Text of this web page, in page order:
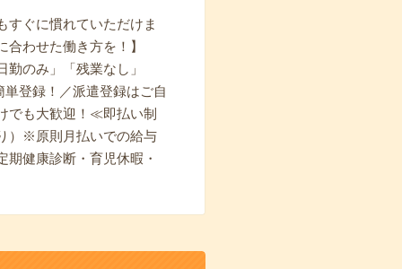
ぐに慣れていただけま
わせた働き方を！】
のみ」「残業なし」
登録！／派遣登録はご自
でも大歓迎！≪即払い制
）※原則月払いでの給与
健康診断・育児休暇・